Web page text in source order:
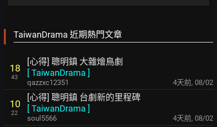
TaiwanDrama 近期熱門文章
18
43
[心得] 聰明鎮 大雜燴鳥劇
[TaiwanDrama ]
qazzxc12351 4天前, 08/02
10
22
[心得] 聰明鎮 台劇新的里程碑
[TaiwanDrama ]
soul5566 4天前, 08/02